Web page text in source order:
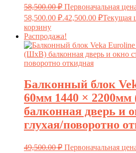
58,500.00₽ Первоначальная
58,500.00 ₽.42,500.00 ₽Текущая
корзину
Распродажа!
Балконный блок
60мм 1440 ×
балконная дверь и
глухая/поворотно
49,500.00₽ Первоначальная